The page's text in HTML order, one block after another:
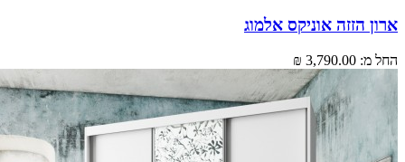
הזזה אוניקס אלמוג
מ: 3,790.00 ₪